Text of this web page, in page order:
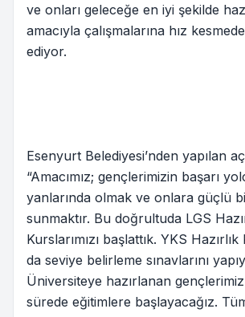
ve onları geleceğe en iyi şekilde
amacıyla çalışmalarına hız
ediyor.
Esenyurt Belediyesi’nden yapılan
“Amacımız; gençlerimizin başarı
yanlarında olmak ve onlara güçlü
sunmaktır. Bu doğrultuda LGS
Kurslarımızı başlattık. YKS Hazırlık
da seviye belirleme sınavlarını
Üniversiteye hazırlanan
sürede eğitimlere başlayacağız.